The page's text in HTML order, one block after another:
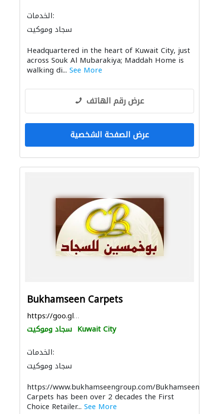
الخدمات:
سجاد وموكيت
Headquartered in the heart of Kuwait City, just
across Souk Al Mubarakiya; Maddah Home is
walking di... See More
عرض رقم الهاتف
عرض الصفحة الشخصية
Bukhamseen Carpets
https://goo.gl/maps/YSB7oUunygmvTaEN7
سجاد وموكيت Kuwait City
الخدمات:
سجاد وموكيت
https://www.bukhamseengroup.com/Bukhamseen
Carpets has been over 2 decades the First
Choice Retailer... See More